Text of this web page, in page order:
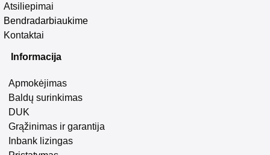
Atsiliepimai
Bendradarbiaukime
Kontaktai
Informacija
Apmokėjimas
Baldų surinkimas
DUK
Grąžinimas ir garantija
Inbank lizingas